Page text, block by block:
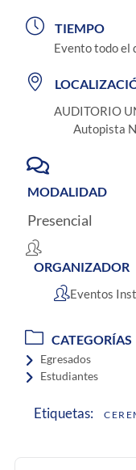
TIEMPO
Evento todo el
AUDITORIO
Autopista
MODALIDAD
Presencial
ORGANIZADOR
Eventos
CATEGORÍAS
Egresados
Estudiantes
Etiquetas: